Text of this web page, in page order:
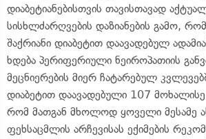
დიაბეტიანებისთვის თავისთავად
სისხლძარღვების დაზიანების გამო,
შაქრიანი დიაბეტით დაავადებულ
ხდება პერიფერიული ნეიროპათიის
მეცნიერების მიერ ჩატარებულ
დიაბეტით დაავადებული 107
რომ მათგან მხოლოდ ყოველი მესამე
ფეხსაცმლის არჩევისას ექიმების